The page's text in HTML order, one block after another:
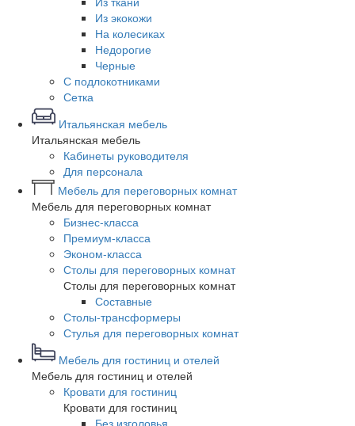
Из экокожи
На колесиках
Недорогие
Черные
С подлокотниками
Сетка
Итальянская мебель
Итальянская мебель
Кабинеты руководителя
Для персонала
Мебель для переговорных комнат
Мебель для переговорных комнат
Бизнес-класса
Премиум-класса
Эконом-класса
Столы для переговорных комнат
Столы для переговорных комнат
Составные
Столы-трансформеры
Стулья для переговорных комнат
Мебель для гостиниц и отелей
Мебель для гостиниц и отелей
Кровати для гостиниц
Кровати для гостиниц